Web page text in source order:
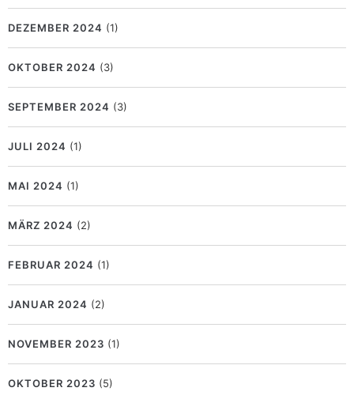
DEZEMBER 2024 (1)
OKTOBER 2024 (3)
SEPTEMBER 2024 (3)
JULI 2024 (1)
MAI 2024 (1)
MÄRZ 2024 (2)
FEBRUAR 2024 (1)
JANUAR 2024 (2)
NOVEMBER 2023 (1)
OKTOBER 2023 (5)